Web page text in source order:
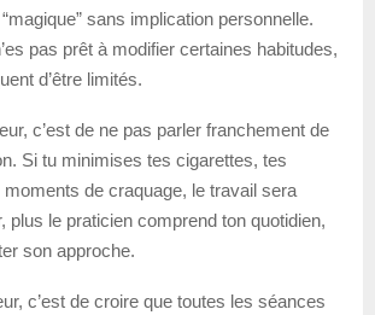
sans implication personnelle.
pas prêt à modifier certaines habitudes,
d’être limités.
c’est de ne pas parler franchement de
Si tu minimises tes cigarettes, tes
moments de craquage, le travail sera
plus le praticien comprend ton quotidien,
son approche.
c’est de croire que toutes les séances